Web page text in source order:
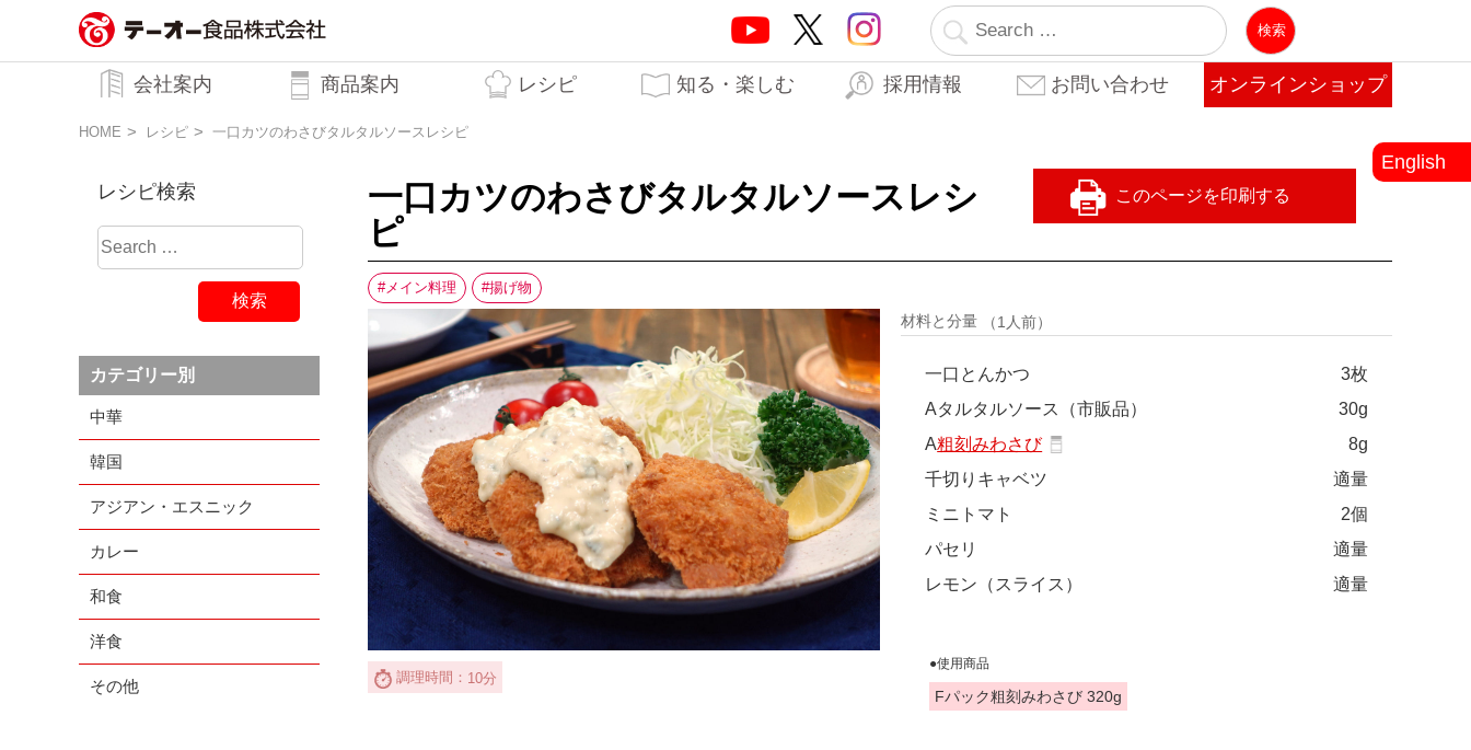
業
務用調味料・香辛料メーカーのテーオ
ー食品株式会社
会社案内 商品案内 レシピ 知る・楽しむ 採用情報 お問い合わせ オンラインショップ
English
HOME レシピ 一口カツのわさびタルタルソースレシピ
レシピ検索
カテゴリー別
中華
韓国
アジアン・エスニック
カレー
和食
洋食
その他
一口カツのわさびタルタルソースレシ
ピ
メイン料理 揚げ物
調理時間： 10分
材料と分量 （1人前）
一口とんかつ
3枚
Aタルタルソース（市販品）
30g
A粗刻みわさび
8g
千切りキャベツ
適量
ミニトマト
2個
パセリ
適量
レモン（スライス）
適量
●使用商品
Fパック粗刻みわさび 320g